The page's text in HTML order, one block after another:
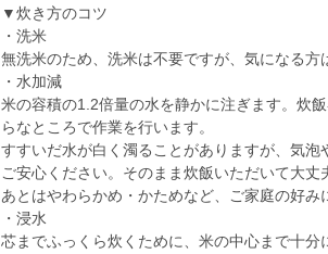
▼炊き方のコツ
・洗米
無洗米のため、洗米は不要ですが、気になる方
・水加減
米の容積の1.2倍量の水を静かに注ぎます。炊
らなところで作業を行います。
すすいだ水が白く濁ることがありますが、気泡
ご安心ください。そのまま炊飯いただいて大丈
あとはやわらかめ・かためなど、ご家庭の好み
・浸水
芯までふっくら炊くために、米の中心まで十